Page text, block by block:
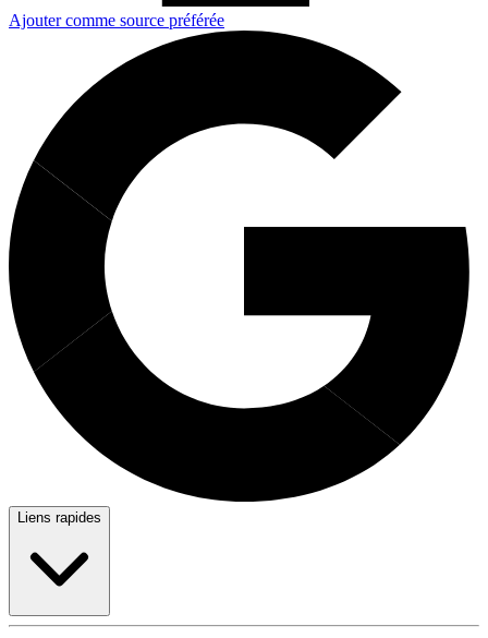
Ajouter comme source préférée
Liens rapides